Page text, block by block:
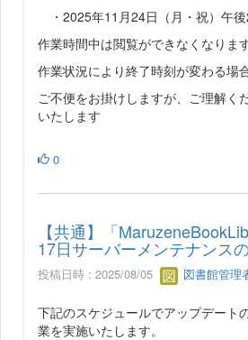
・2025年11月24日（月・祝）午
作業時間中は閲覧ができなくなります
作業状況により終了時刻が変わる場
ご不便をお掛けしますが、ご理解く
いたします
0
【共通】「
17日サーバーメンテナンス
投稿日時 : 2025/08/05 図書館管理
下記のスケジュールでアップデート
業を実施いたします。